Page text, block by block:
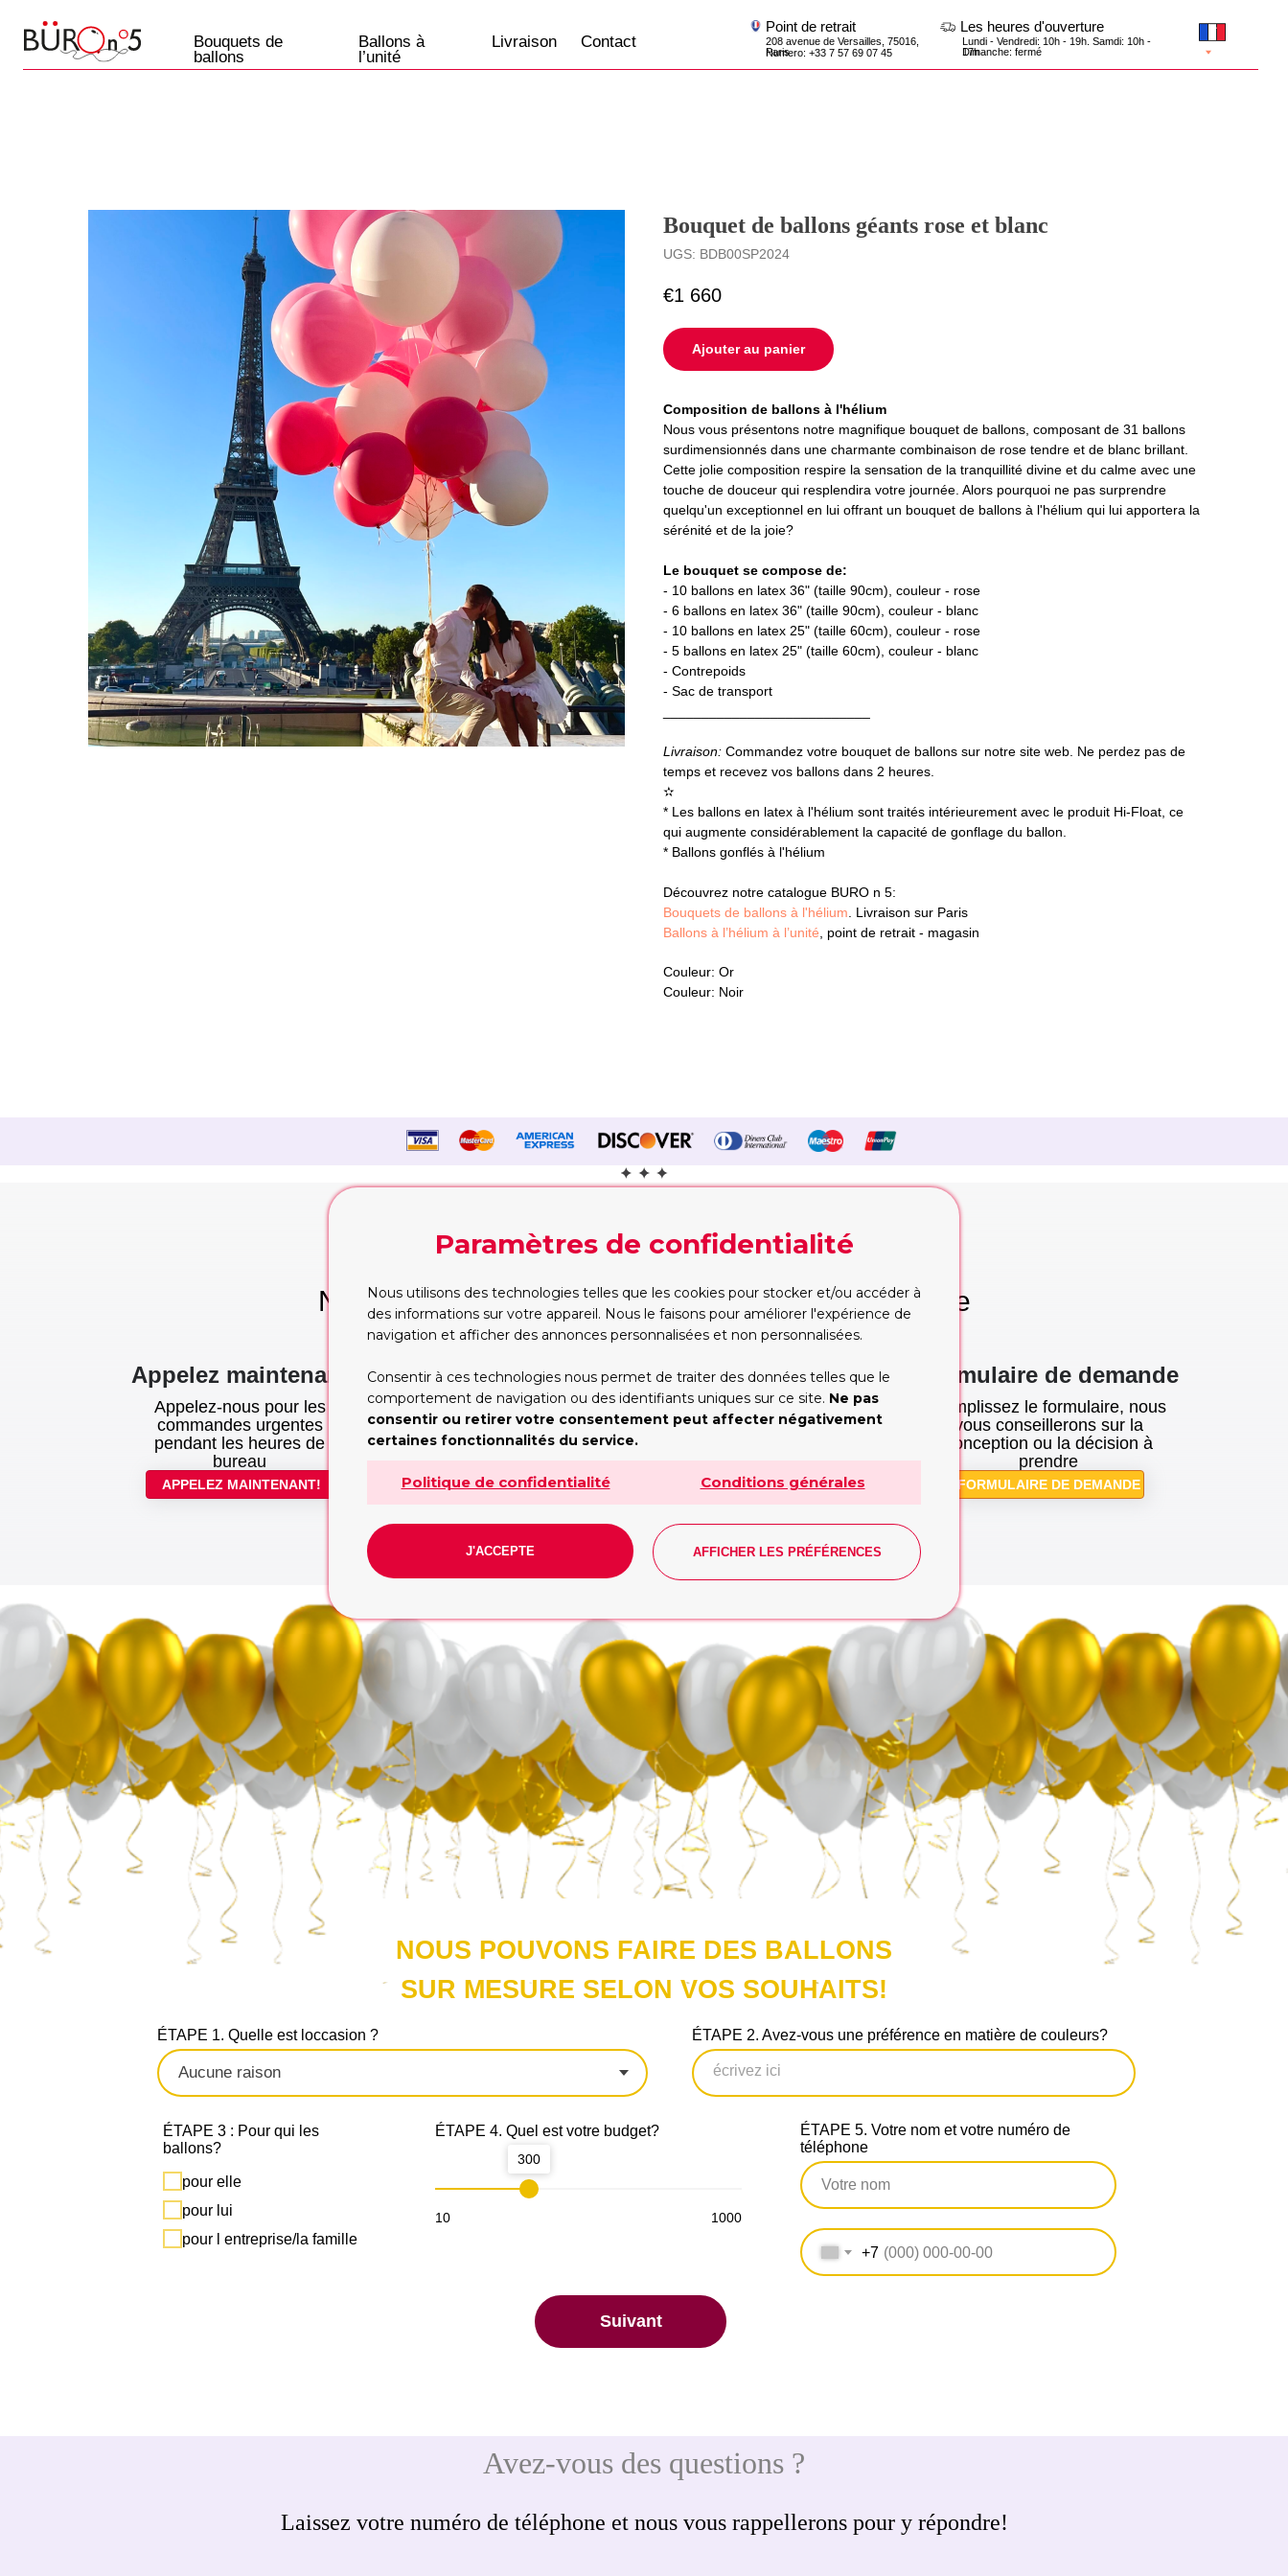
Bouquets de
ballons
Ballons à
Les heures d'ouverture
Lundi - Vendredi: 10h - 19h. Samdi: 10h -
17h
Point de retrait
208 avenue de Versailles, 75016,
Numero: +33 7 57 69 07 45
Livraison Contact
Dimanche: fermé
Bouquet de ballons géants rose et blanc
UGS: BDB00SP2024
€1 660
Ajouter au panier
Composition de ballons à l'hélium
Nous vous présentons notre magnifique bouquet de ballons, composant de 31 ballons
surdimensionnés dans une charmante combinaison de rose tendre et de blanc brillant.
Cette jolie composition respire la sensation de la tranquillité divine et du calme avec une
touche de douceur qui resplendira votre journée. Alors pourquoi ne pas surprendre
quelqu'un exceptionnel en lui offrant un bouquet de ballons à l'hélium qui lui apportera la
sérénité et de la joie?
Le bouquet se compose de:
- 10 ballons en latex 36" (taille 90cm), couleur - rose
- 6 ballons en latex 36" (taille 90cm), couleur - blanc
- 10 ballons en latex 25" (taille 60cm), couleur - rose
- 5 ballons en latex 25" (taille 60cm), couleur - blanc
- Contrepoids
- Sac de transport
Livraison: Commandez votre bouquet de ballons sur notre site web. Ne perdez pas de
temps et recevez vos ballons dans 2 heures.
✫
* Les ballons en latex à l'hélium sont traités intérieurement avec le produit Hi-Float, ce
qui augmente considérablement la capacité de gonflage du ballon.
* Ballons gonflés à l'hélium
Découvrez notre catalogue BURO n 5:
Bouquets de ballons à l'hélium. Livraison sur Paris
Ballons à l’hélium à l’unité, point de retrait - magasin
Couleur: Or
Couleur: Noir
Tilda Publishing
Contactez nous!
Nous promettons de ne pas vous faire perdre votre
temps et nous tenons cette promesse!
*Les heures d'ouverture(GMT+1):
Lundi - Vendredi: 10h - 19h. Samedi: 10h - 17h. Dimanche:
fermé
Formulaire de demande
Remplissez le formulaire, nous
vous conseillerons sur la
conception ou la décision à
prendre
FORMULAIRE DE DEMANDE
Etre rappelé
Trop occupé pour
appeler? Partagez vos
contacts, nous vous
RAPPELEZ-MOI!
Appelez maintenant
Appelez-nous pour les
commandes urgentes
pendant les heures de
bureau
APPELEZ MAINTENANT!
CONTACT
WhatsApp
Vous préférez taper?
Commencez la conversation
WHATSAPP
NOUS POUVONS FAIRE DES BALLONS
SUR MESURE SELON VOS SOUHAITS!
ÉTAPE 1. Quelle est loccasion ? ÉTAPE 2. Avez-vous une préférence en matière de couleurs?
ÉTAPE 3 : Pour qui les
ballons?
pour elle
pour lui
pour l entreprise/la famille
ÉTAPE 4. Quel est votre budget?
300
10 1000
ÉTAPE 5. Votre nom et votre numéro de
téléphone
+7
Suivant
Avez-vous des questions ?
Laissez votre numéro de téléphone et nous vous rappellerons pour y répondre!
Paramètres de confidentialité
Nous utilisons des technologies telles que les cookies pour stocker et/ou accéder à
des informations sur votre appareil. Nous le faisons pour améliorer l'expérience de
navigation et afficher des annonces personnalisées et non personnalisées.
Consentir à ces technologies nous permet de traiter des données telles que le
comportement de navigation ou des identifiants uniques sur ce site. Ne pas
consentir ou retirer votre consentement peut affecter négativement
certaines fonctionnalités du service.
Politique de confidentialité Conditions générales
J'ACCEPTE AFFICHER LES PRÉFÉRENCES